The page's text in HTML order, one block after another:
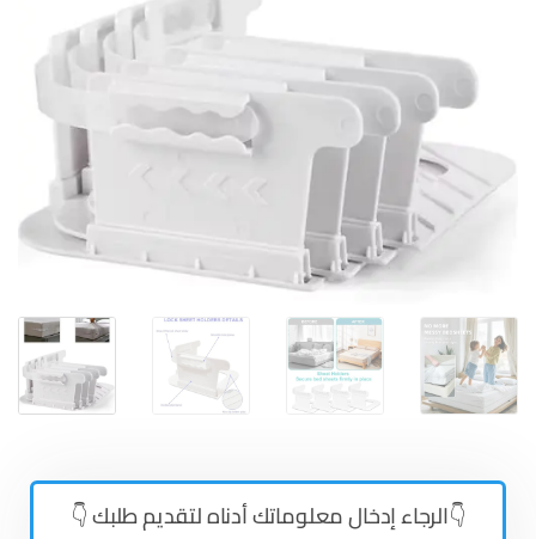
👇الرجاء إدخال معلوماتك أدناه لتقديم طلبك 👇